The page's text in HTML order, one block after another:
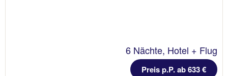
6 Nächte, Hotel + Flug
Preis p.P. ab 633 €